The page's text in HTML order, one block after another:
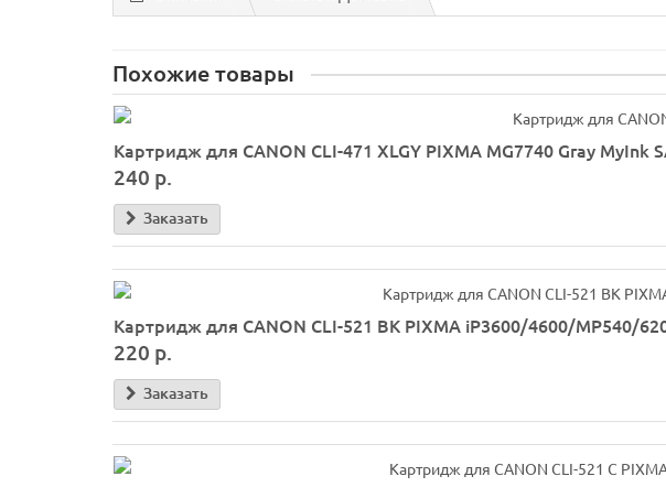
Похожие товары
Картридж для CANON CLI-471 XLGY PIXMA MG7740 Gray MyInk
240 р.
Заказать
Картридж для CANON CLI-521 BK PIXMA iP3600/4600/MP540/
220 р.
Заказать